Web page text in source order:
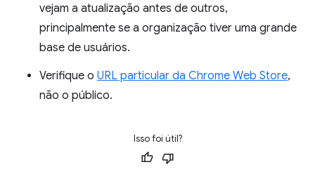
vejam a atualização antes de outros,
principalmente se a organização tiver uma grande
base de usuários.
Verifique o URL particular da Chrome Web Store,
não o público.
Isso foi útil?